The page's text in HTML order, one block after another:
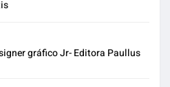
gráfico Jr- Editora Paullus